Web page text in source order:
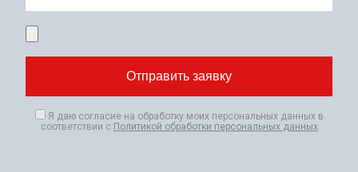
Я даю согласие на обработку моих персональных данных в
соответствии с Политикой обработки персональных данных